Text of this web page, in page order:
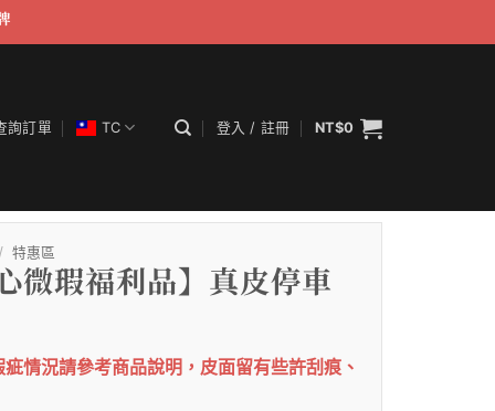
詢訂單 TC 登入 / 註冊 NT$0
/ 特惠區
微瑕福利品】真皮停車
疵情況請參考商品說明，皮面留有些許刮痕、